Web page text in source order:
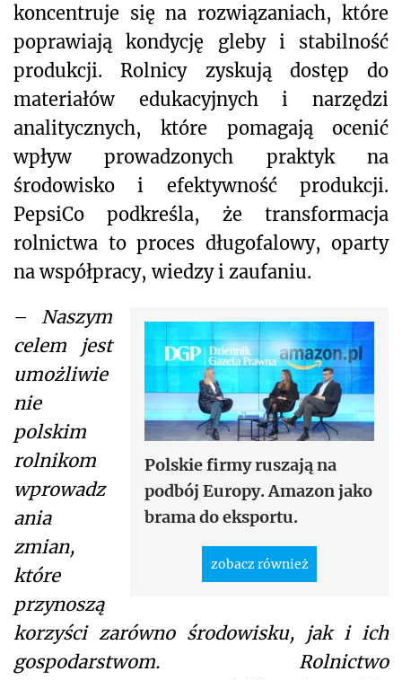
koncentruje się na rozwiązaniach, które
poprawiają kondycję gleby i stabilność
produkcji. Rolnicy zyskują dostęp do
materiałów edukacyjnych i narzędzi
analitycznych, które pomagają ocenić
wpływ prowadzonych praktyk na
środowisko i efektywność produkcji.
PepsiCo podkreśla, że transformacja
rolnictwa to proces długofalowy, oparty
na współpracy, wiedzy i zaufaniu.
Polskie firmy ruszają na
podbój Europy. Amazon jako
brama do eksportu.
zobacz również
– Naszym
celem jest
umożliwie
nie
polskim
rolnikom
wprowadz
ania
zmian,
które
przynoszą
korzyści zarówno środowisku, jak i ich
gospodarstwom. Rolnictwo